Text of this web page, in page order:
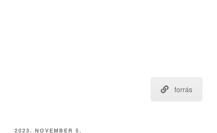
forrás
BEKÜLDVE:
2023. NOVEMBER 5.